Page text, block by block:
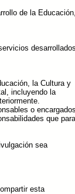
de la Educación,
desarrollados
la Cultura y
incluyendo la
o encargados
que para
sea
esta